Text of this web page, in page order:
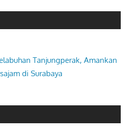
Tanjungperak, Amankan
di Surabaya